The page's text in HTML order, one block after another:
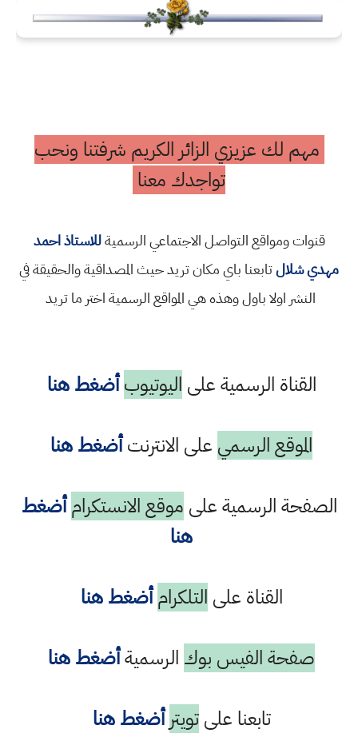
مهم لك عزيزي الزائر الكريم شرفتنا ونحب
تواجدك معنا
قنوات ومواقع التواصل الاجتماعي الرسميةللاستاذ احمد
مهدي شلالتابعنا باي مكان تريد حيث المصداقية والحقيقة في
النشر اولا باول وهذه هي المواقع الرسمية اختر ما تريد
القناة الرسمية على اليوتيوب أضغط هنا
الموقع الرسمي على الانترنتأضغط هنا
الصفحة الرسمية على موقع الانستكرام أضغط
هنا
القناة على التلكرام أضغط هنا
صفحة الفيس بوك الرسميةأضغط هنا
تابعنا علىتويتر أضغط هنا